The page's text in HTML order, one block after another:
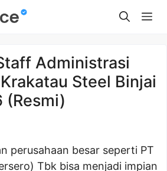
Administrasi
Steel Binjai
(Resmi)
perusahaan besar seperti PT
Tbk bisa menjadi impian